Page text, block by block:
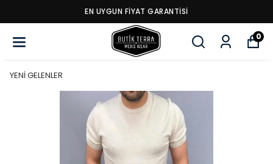
EN UYGUN FİYAT GARANTİSİ
0
YENİ GELENLER